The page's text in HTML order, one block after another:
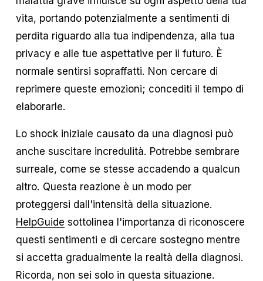
vita, portando potenzialmente a sentimenti di
perdita riguardo alla tua indipendenza, alla tua
privacy e alle tue aspettative per il futuro. È
normale sentirsi sopraffatti. Non cercare di
reprimere queste emozioni; concediti il tempo di
elaborarle.
Lo shock iniziale causato da una diagnosi può
anche suscitare incredulità. Potrebbe sembrare
surreale, come se stesse accadendo a qualcun
altro. Questa reazione è un modo per
proteggersi dall'intensità della situazione.
HelpGuide sottolinea l'importanza di riconoscere
questi sentimenti e di cercare sostegno mentre
si accetta gradualmente la realtà della diagnosi.
Ricorda, non sei solo in questa situazione.